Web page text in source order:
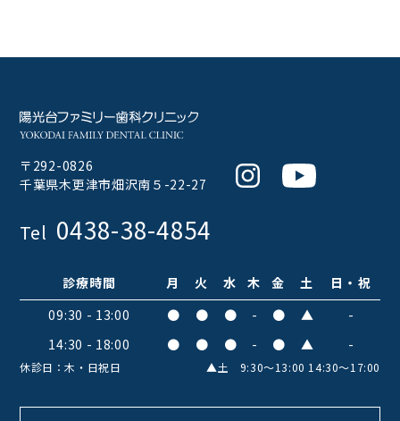
〒292-0826
千葉県木更津市畑沢南５-22-27
InstagramYoutube
Tel 0438-38-4854
診療時間 月 火 水 木 金 土
日・祝
09:30 - 13:00
● ● ● - ● ▲
-
14:30 - 18:00
● ● ● - ● ▲ -
休診日：木・日祝日 ▲土 9:30〜13:00 14:30〜17:00